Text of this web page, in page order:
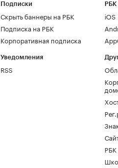
Подписки
Скрыть баннеры на РБК
Подписка на РБК
Корпоративная подписка
Уведомления
RSS
РБК
iOS